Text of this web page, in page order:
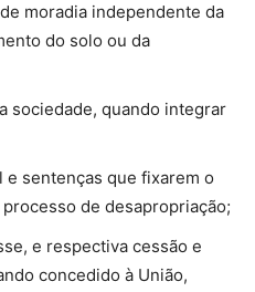
moradia independente da
do solo ou da
sociedade, quando integrar
e sentenças que fixarem o
de desapropriação;
e respectiva cessão e
concedido à União,